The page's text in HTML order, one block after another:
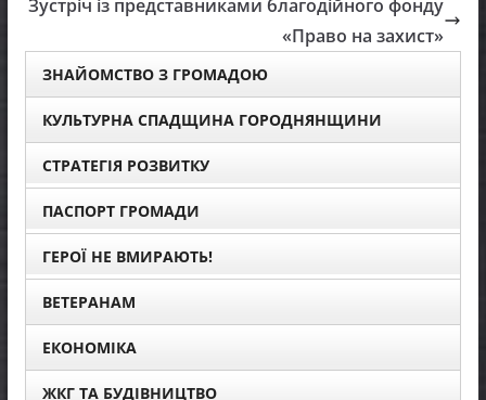
Зустріч із представниками благодійного фонду
«Право на захист»
ЗНАЙОМСТВО З ГРОМАДОЮ
КУЛЬТУРНА СПАДЩИНА ГОРОДНЯНЩИНИ
СТРАТЕГІЯ РОЗВИТКУ
ПАСПОРТ ГРОМАДИ
ГЕРОЇ НЕ ВМИРАЮТЬ!
ВЕТЕРАНАМ
ЕКОНОМІКА
ЖКГ ТА БУДІВНИЦТВО